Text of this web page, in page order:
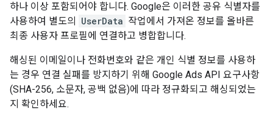
하나 이상 포함되어야 합니다. Google은 이러한 공유 식별자를
사용하여 별도의
UserData 작업에서 가져온 정보를 올바른
최종 사용자 프로필에 연결하고 병합합니다.
해싱된 이메일이나 전화번호와 같은 개인 식별 정보를 사용하
는 경우 연결 실패를 방지하기 위해 Google Ads API 요구사항
(SHA-256, 소문자, 공백 없음)에 따라 정규화되고 해싱되었는
지 확인하세요.